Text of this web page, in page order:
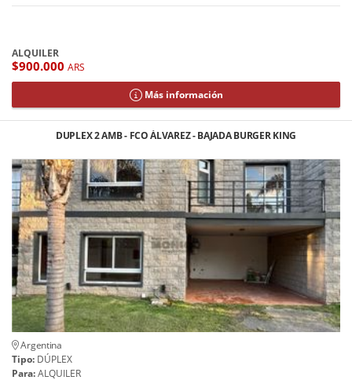
ALQUILER
$900.000 ARS
Más información
DUPLEX 2 AMB - FCO ÁLVAREZ - BAJADA BURGER KING
Argentina
Tipo: DÚPLEX
Para:ALQUILER